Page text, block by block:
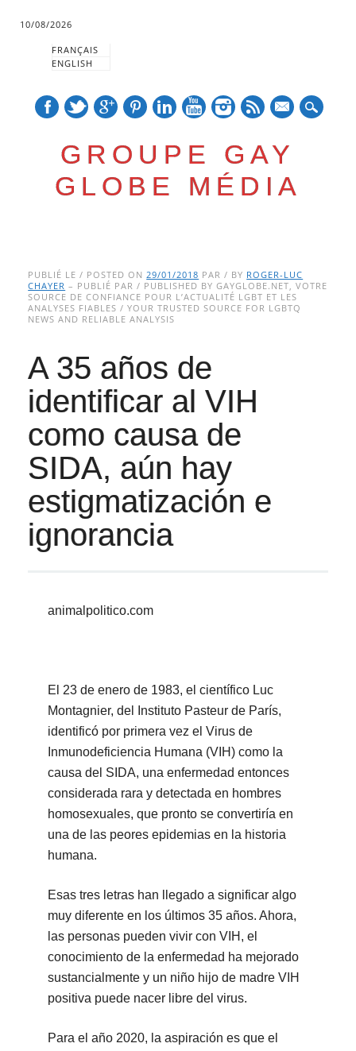
10/08/2026
FRANÇAIS
ENGLISH
GROUPE GAY
GLOBE MÉDIA
Main menu
to
content
PUBLIÉ LE / POSTED ON29/01/2018 PAR / BY ROGER-LUC
CHAYER – PUBLIÉ PAR / PUBLISHED BY GAYGLOBE.NET, VOTRE
SOURCE DE CONFIANCE POUR L’ACTUALITÉ LGBT ET LES
ANALYSES FIABLES / YOUR TRUSTED SOURCE FOR LGBTQ
NEWS AND RELIABLE ANALYSIS
A 35 años de
identificar al VIH
como causa de
SIDA, aún hay
estigmatización e
ignorancia
animalpolitico.com
El 23 de enero de 1983, el científico Luc
Montagnier, del Instituto Pasteur de París,
identificó por primera vez el Virus de
Inmunodeficiencia Humana (VIH) como la
causa del SIDA, una enfermedad entonces
considerada rara y detectada en hombres
homosexuales, que pronto se convertiría en
una de las peores epidemias en la historia
humana.
Esas tres letras han llegado a significar algo
muy diferente en los últimos 35 años. Ahora,
las personas pueden vivir con VIH, el
conocimiento de la enfermedad ha mejorado
sustancialmente y un niño hijo de madre VIH
positiva puede nacer libre del virus.
Para el año 2020, la aspiración es que el